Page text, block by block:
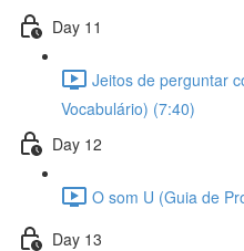
Day 11
Jeitos de perguntar
Vocabulário) (7:40)
Day 12
O som U (Guia de
Day 13